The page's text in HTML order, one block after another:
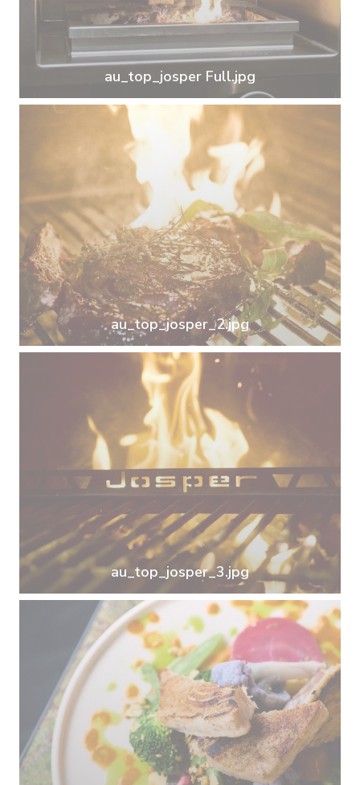
au_top_josper Full.jpg
au_top_josper_2.jpg
au_top_josper_3.jpg